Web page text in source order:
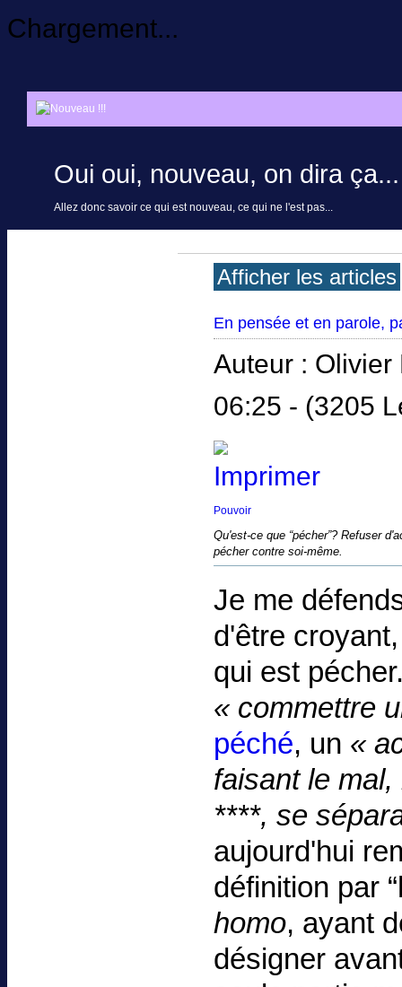
Chargement...
Oui oui, nouveau, on dira ça...
Allez donc savoir ce qui est nouveau, ce qui ne l'est pas...
Afficher les articles
En pensée et en parole,
Auteur :
06:25 - (3205
Pouvoir
Qu'est-ce que “pécher”? Refuser
pécher contre soi-même.
Je me
d'être
qui est
« commettre
péché, un «
faisant le
****, se
aujourd'hui
définition par
homo, ayant
désigner